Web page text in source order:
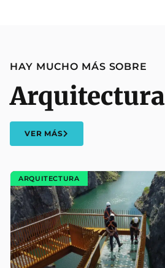
HAY MUCHO MÁS SOBRE
Arquitectura
VER MÁS
ARQUITECTURA